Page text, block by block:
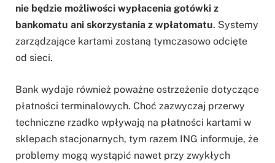
nie będzie możliwości wypłacenia gotówki z
bankomatu ani skorzystania z wpłatomatu. Systemy
zarządzające kartami zostaną tymczasowo odcięte
od sieci.
Bank wydaje również poważne ostrzeżenie dotyczące
płatności terminalowych. Choć zazwyczaj przerwy
techniczne rzadko wpływają na płatności kartami w
sklepach stacjonarnych, tym razem ING informuje, że
problemy mogą wystąpić nawet przy zwykłych